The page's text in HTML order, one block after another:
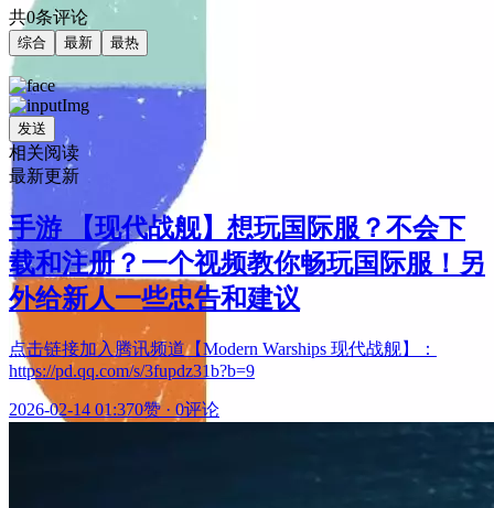
共0条评论
综合 最新 最热
发送
相关阅读
最新更新
手游 【现代战舰】想玩国际服？不会下
载和注册？一个视频教你畅玩国际服！另
外给新人一些忠告和建议
点击链接加入腾讯频道【Modern Warships 现代战舰】：
https://pd.qq.com/s/3fupdz31b?b=9
2026-02-14 01:370赞 · 0评论